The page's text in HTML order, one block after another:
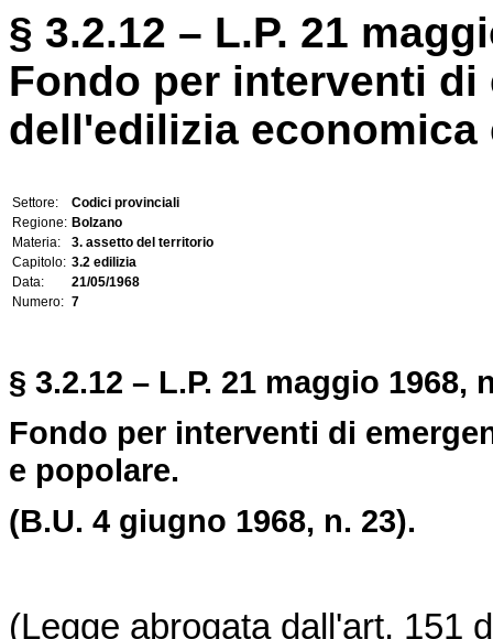
§ 3.2.12 – L.P. 21
Fondo per interventi di
dell'edilizia economica
Settore:
Codici provinciali
Regione: Bolzano
Materia:
3. assetto del territorio
Capitolo: 3.2 edilizia
Data:
21/05/1968
Numero: 7
§ 3.2.12 – L.P. 21 maggio 1968,
Fondo per interventi di
e popolare.
(B.U. 4 giugno 1968, n. 23).
(Legge abrogata dall'art. 151